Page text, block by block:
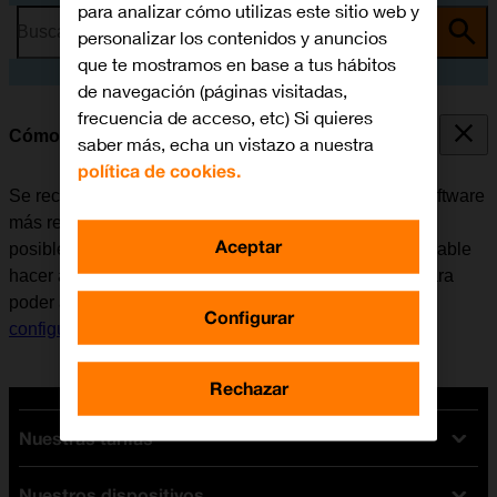
Busca por problema o tema
Cómo actualizar el software del móvil
Se recomienda actualizar el móvil con la versión de software
más reciente ya que el fabricante suele ir corrigiendo
posibles errores de versiones anteriores. Es recomendable
hacer antes una copia de seguridad de la memoria. Para
poder actualizar el software del móvil, es necesario
configurar el móvil para internet.
Nuestras tarifas
para analizar cómo utilizas este sitio web y
personalizar los contenidos y anuncios
que te mostramos en base a tus hábitos
de navegación (páginas visitadas,
frecuencia de acceso, etc) Si quieres
saber más, echa un vistazo a nuestra
política de cookies.
Configurar
Rechazar
Aceptar